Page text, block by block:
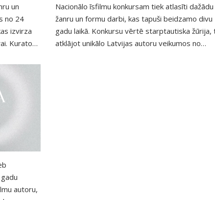
un
no 24
izvirza
Kuratore
kino un
īsfilmu
tik
katru no
un
filmu
Nacionālo īsfilmu konkursam tiek atlasīti dažādu
žanru un formu darbi, kas tapuši beidzamo divu
gadu laikā. Konkursu vērtē starptautiska žūrija,
atklājot unikālo Latvijas autoru veikumos no
autoru,